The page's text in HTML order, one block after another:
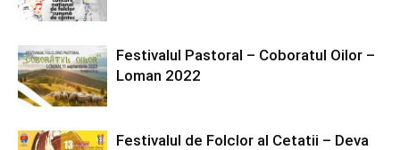
Festivalul Pastoral – Coboratul Oilor –
Loman 2022
Festivalul de Folclor al Cetatii – Deva